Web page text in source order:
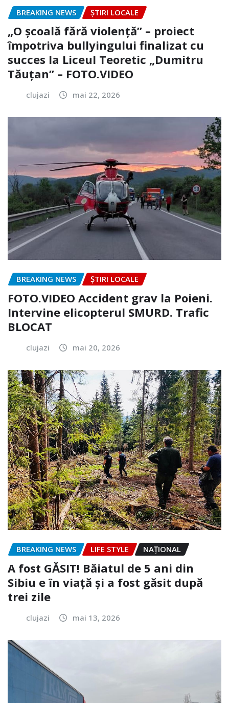
BREAKING NEWS ȘTIRI LOCALE
„O școală fără violență” – proiect
împotriva bullyingului finalizat cu
succes la Liceul Teoretic „Dumitru
Tăuțan” – FOTO.VIDEO
clujazi mai 22, 2026
BREAKING NEWS ȘTIRI LOCALE
FOTO.VIDEO Accident grav la Poieni.
Intervine elicopterul SMURD. Trafic
BLOCAT
clujazi mai 20, 2026
BREAKING NEWS LIFE STYLE NAŢIONAL
A fost GĂSIT! Băiatul de 5 ani din
Sibiu e în viață și a fost găsit după
trei zile
clujazi mai 13, 2026